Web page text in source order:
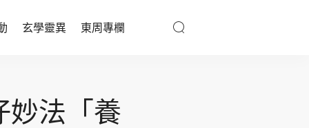
玄學靈異 東周專欄
醫療百科
妙法「養